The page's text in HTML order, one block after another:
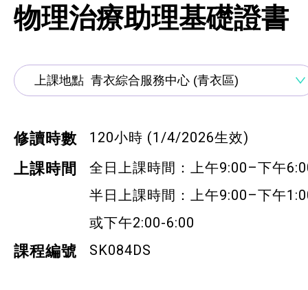
少數族裔人士課程
新來港人士課程
青年培訓課程
青年培育計劃
ERB服務點
ERB資訊
物理治療助理基礎證書
修讀時數 120小時 (1/4/2026生效)
上課時間
全日上課時間：上午9:00–下午
半日上課時間：上午9:00–下午
或下午2:00-6:00
課程編號 SK084DS